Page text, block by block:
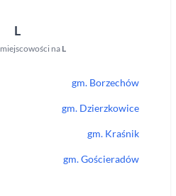
L
miejscowości na L
gm. Borzechów
gm. Dzierzkowice
gm. Kraśnik
gm.Gościeradów